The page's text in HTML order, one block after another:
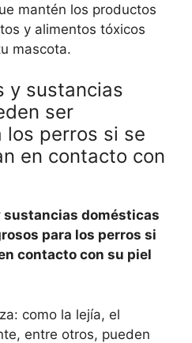
mantén los productos
y alimentos tóxicos
mascota.
y sustancias
ser
los perros si se
en contacto con
domésticas
para los perros si
contacto con su piel
como la lejía, el
entre otros, pueden